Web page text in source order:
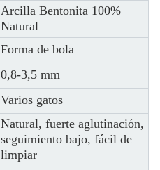
Arcilla Bentonita 100%
Natural
Forma de bola
0,8-3,5 mm
Varios gatos
Natural, fuerte aglutinación,
seguimiento bajo, fácil de
limpiar